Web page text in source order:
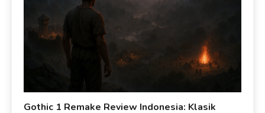
Gothic 1 Remake Review Indonesia: Klasik